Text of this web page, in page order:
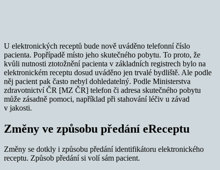
U elektronických receptů bude nově uváděno telefonní číslo
pacienta. Popřípadě místo jeho skutečného pobytu. To proto, že
kvůli nutnosti ztotožnění pacienta v základních registrech bylo na
elektronickém receptu dosud uváděno jen trvalé bydliště. Ale podle
něj pacient pak často nebyl dohledatelný. Podle Ministerstva
zdravotnictví ČR [MZ ČR] telefon či adresa skutečného pobytu
může zásadně pomoci, například při stahování léčiv u závad
v jakosti.
Změny ve způsobu předání eReceptu
Změny se dotkly i způsobu předání identifikátoru elektronického
receptu. Způsob předání si volí sám pacient.